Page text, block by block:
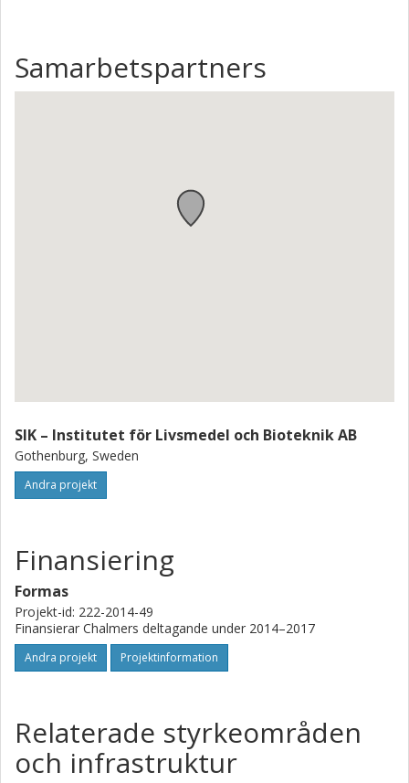
Samarbetspartners
SIK – Institutet för Livsmedel och Bioteknik AB
Gothenburg, Sweden
Andra projekt
Finansiering
Formas
Projekt-id: 222-2014-49
Finansierar Chalmers deltagande under 2014–2017
Andra projekt Projektinformation
Relaterade styrkeområden
och infrastruktur